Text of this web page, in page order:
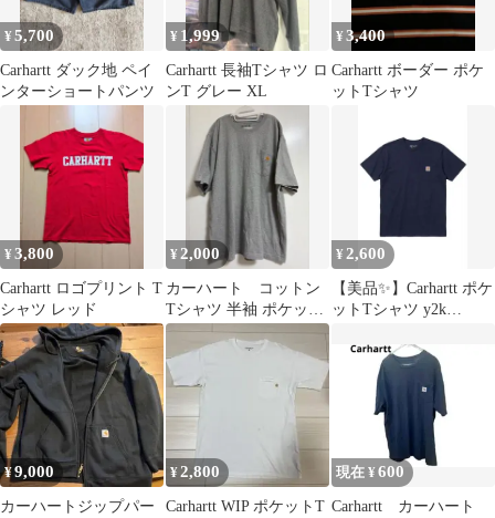
¥5,700
Carhartt ダック地 ペイ
ンターショートパンツ
¥ 1,999
Carhartt 長袖Tシャツ ロ
ンT グレー XL
¥3,400
Carhartt ボーダー ポケ
ットTシャツ
¥3,800
Carhartt ロゴプリント T
シャツ レッド
¥ 2,000
カーハート コットン
Tシャツ 半袖 ポケット
付き
¥ 2,600
【美品✨】Carhartt ポケ
ットTシャツ y2k
¥9,000
カーハートジップパー
¥2,800
Carhartt WIP ポケットT
現在 ¥600
Carhartt カーハート